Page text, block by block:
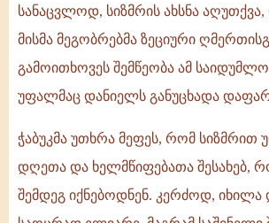
სანაცვლოდ, სიზმრის ახსნა
მისმა მეგობრებმა ზეციური
გამოითხოვეს შემწეობა ამ
უფალმაც დანიელს განუცხადა
ჭაბუკმა უთხრა მეფეს, რომ სიზმრით
დღეთა და ხელმწიფებათა შესახებ,
შემდეგ იქნებოდნენ. კერძოდ,